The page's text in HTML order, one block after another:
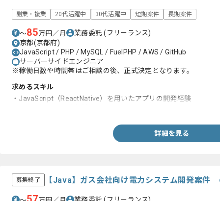
副業・複業 20代活躍中 30代活躍中 短期案件 長期案件
〜85万円／月 業務委託(フリーランス)
京都(京都府)
JavaScript / PHP / MySQL / FuelPHP / AWS / GitHub
サーバーサイドエンジニア
※稼働日数や時間帯はご相談の後、正式決定となります。
求めるスキル
・JavaScript（ReactNative）を用いたアプリの開発経験
詳細を見る
募集終了 【Java】ガス会社向け電力システム開発案件
業務委託(フリーランス)